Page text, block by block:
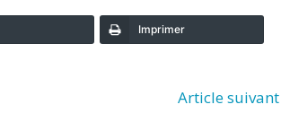
Imprimer
Article suivant